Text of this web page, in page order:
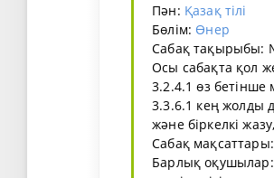
Пән: Қазақ тілі
Бөлім: Өнер
Сабақ тақырыбы:
Осы сабақта қол
3.2.4.1 өз бетінше
3.3.6.1 кең жолды
және біркелкі
Сабақ мақсаттары:
Барлық оқушылар: